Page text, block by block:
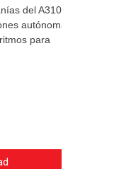
del A310
autónomas
para